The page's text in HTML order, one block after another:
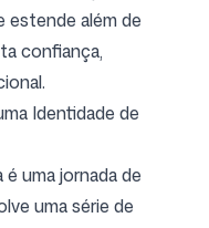
estende além de
confiança,
Identidade de
uma jornada de
uma série de